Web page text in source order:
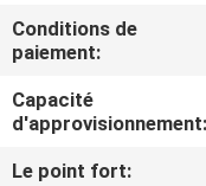
DEMANDEZ
UNE
CITATION
Conditions de
paiement:
Capacité
d'approvisionnement:
Le point fort: